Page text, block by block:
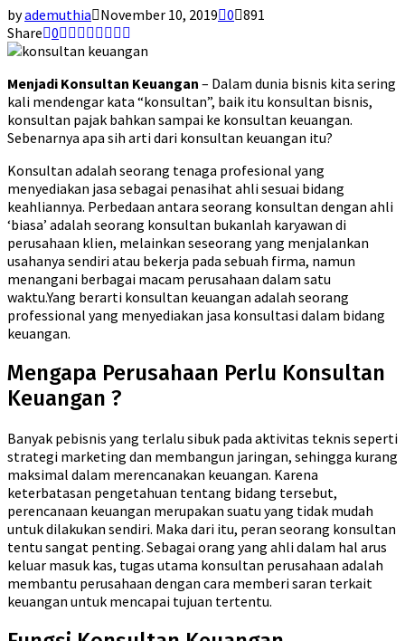
byademuthia November 10, 2019 0 891
Share 0
Menjadi Konsultan Keuangan – Dalam dunia bisnis kita sering
kali mendengar kata “konsultan”, baik itu konsultan bisnis,
konsultan pajak bahkan sampai ke konsultan keuangan.
Sebenarnya apa sih arti dari konsultan keuangan itu?
Konsultan adalah seorang tenaga profesional yang
menyediakan jasa sebagai penasihat ahli sesuai bidang
keahliannya. Perbedaan antara seorang konsultan dengan ahli
‘biasa’ adalah seorang konsultan bukanlah karyawan di
perusahaan klien, melainkan seseorang yang menjalankan
usahanya sendiri atau bekerja pada sebuah firma, namun
menangani berbagai macam perusahaan dalam satu
waktu.Yang berarti konsultan keuangan adalah seorang
professional yang menyediakan jasa konsultasi dalam bidang
keuangan.
Mengapa Perusahaan Perlu Konsultan
Keuangan ?
Banyak pebisnis yang terlalu sibuk pada aktivitas teknis seperti
strategi marketing dan membangun jaringan, sehingga kurang
maksimal dalam merencanakan keuangan. Karena
keterbatasan pengetahuan tentang bidang tersebut,
perencanaan keuangan merupakan suatu yang tidak mudah
untuk dilakukan sendiri. Maka dari itu, peran seorang konsultan
tentu sangat penting. Sebagai orang yang ahli dalam hal arus
keluar masuk kas, tugas utama konsultan perusahaan adalah
membantu perusahaan dengan cara memberi saran terkait
keuangan untuk mencapai tujuan tertentu.